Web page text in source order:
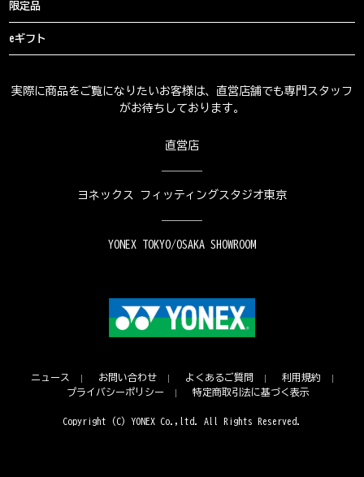
限定品
eギフト
実際に商品をご覧になりたいお客様は、直営店舗でも専門スタッフ
がお待ちしております。
直営店
ヨネックス フィッティングスタジオ東京
YONEX TOKYO/OSAKA SHOWROOM
ニュース お問い合わせ よくあるご質問
利用規約
プライバシーポリシー
特定商取引法に基づく表示
Copyright (C) YONEX Co.,ltd. All Rights Reserved.